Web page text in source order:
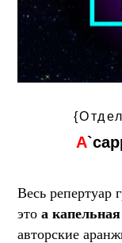
A
Весь
это а
авторские